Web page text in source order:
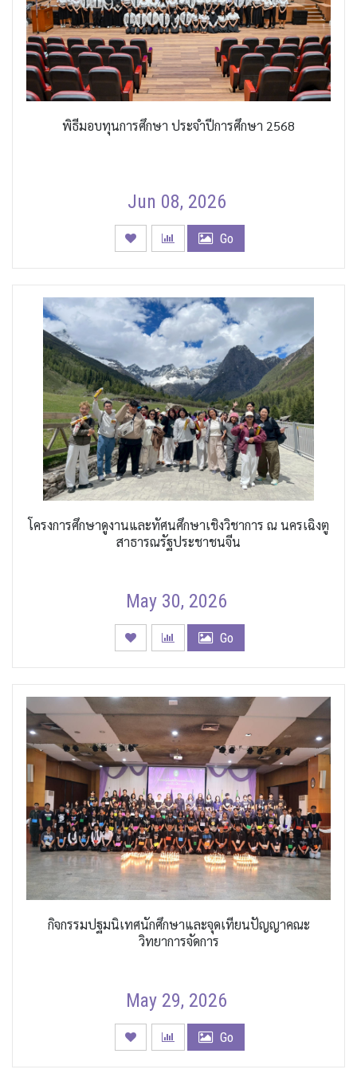
พิธีมอบทุนการศึกษา ประจำปีการศึกษา 2568
Jun 08, 2026
Go
โครงการศึกษาดูงานและทัศนศึกษาเชิงวิชาการ ณ นครเฉิงตู
สาธารณรัฐประชาชนจีน
May 30, 2026
Go
กิจกรรมปฐมนิเทศนักศึกษาและจุดเทียนปัญญาคณะ
วิทยาการจัดการ
May 29, 2026
Go